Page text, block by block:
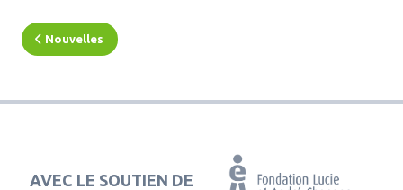
Nouvelles
AVEC LE SOUTIEN DE